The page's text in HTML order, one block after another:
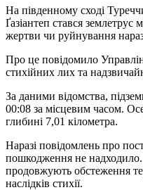
На південному сході
Ґазіантеп стався землетрус
жертви чи руйнування
Про це повідомило
стихійних лих та
За даними відомства,
00:08 за місцевим часом.
глибині 7,01 кілометра.
Наразі повідомлень про
пошкодження не надходило.
продовжують обстеження
наслідків стихії.